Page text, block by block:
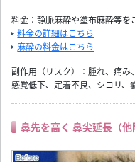
料金：静脈麻酔や塗布麻酔等を
料金の詳細はこちら
麻酔の料金はこちら
副作用（リスク）：腫れ、痛み
感覚低下、定着不良、シコリ、
鼻先を高く 鼻尖延長（他